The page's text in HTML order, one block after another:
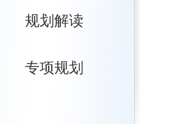
规划解读
专项规划